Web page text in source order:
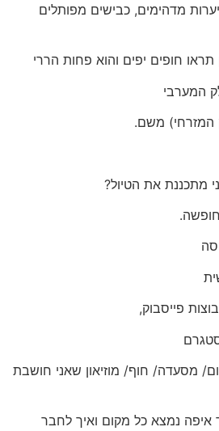
מדהימים, כבישים מפותלים
תראו חופים יפים והוא פחות הררי
המערבי
המזרחי) משם.
מתכננת את הטיול?
פייסבוק,
מסעדה/ חוף/ מוזיאון שאני חושבת
איפה נמצא כל מקום ואיך לחבר